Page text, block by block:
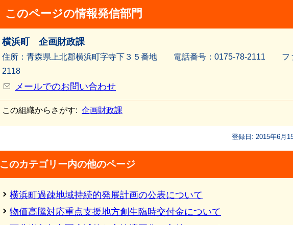
このページの情報発信部門
横浜町 企画財政課
住所：青森県上北郡横浜町字寺下３５番地 電話番号：0175-78-2111 フ
2118
メールでのお問い合わせ
この組織からさがす: 企画財政課
登録日: 2015年6月
このカテゴリー内の他のページ
横浜町過疎地域持続的発展計画の公表について
物価高騰対応重点支援地方創生臨時交付金について